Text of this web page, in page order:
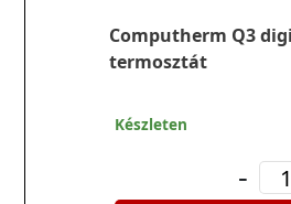
Computherm Q3
termosztát
Készleten
-